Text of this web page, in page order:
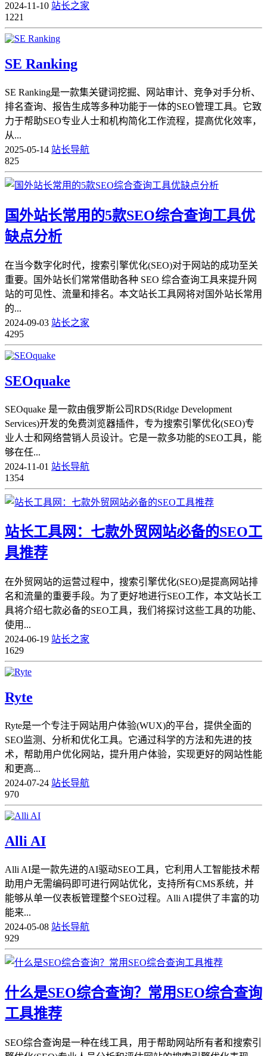
2024-11-10 站长之家
1221
SE Ranking
SE Ranking是一款集关键词挖掘、网站审计、竞争对手分析、
排名查询、报告生成等多种功能于一体的SEO管理工具。它致
力于帮助SEO专业人士和机构简化工作流程，提高优化效率，
从...
2025-05-14 站长导航
825
国外站长常用的5款SEO综合查询工具优
缺点分析
在当今数字化时代，搜索引擎优化(SEO)对于网站的成功至关
重要。国外站长们常常借助各种 SEO 综合查询工具来提升网
站的可见性、流量和排名。本文站长工具网将对国外站长常用
的...
2024-09-03 站长之家
4295
SEOquake
SEOquake 是一款由俄罗斯公司RDS(Ridge Development
Services)开发的免费浏览器插件，专为搜索引擎优化(SEO)专
业人士和网络营销人员设计。它是一款多功能的SEO工具，能
够在任...
2024-11-01 站长导航
1354
站长工具网：七款外贸网站必备的SEO工
具推荐
在外贸网站的运营过程中，搜索引擎优化(SEO)是提高网站排
名和流量的重要手段。为了更好地进行SEO工作，本文站长工
具将介绍七款必备的SEO工具，我们将探讨这些工具的功能、
使用...
2024-06-19 站长之家
1629
Ryte
Ryte是一个专注于网站用户体验(WUX)的平台，提供全面的
SEO监测、分析和优化工具。它通过科学的方法和先进的技
术，帮助用户优化网站，提升用户体验，实现更好的网站性能
和更高...
2024-07-24 站长导航
970
Alli AI
Alli AI是一款先进的AI驱动SEO工具，它利用人工智能技术帮
助用户无需编码即可进行网站优化，支持所有CMS系统，并
能够从单一仪表板管理整个SEO过程。Alli AI提供了丰富的功
能来...
2024-05-08 站长导航
929
什么是SEO综合查询？常用SEO综合查询
工具推荐
SEO综合查询是一种在线工具，用于帮助网站所有者和搜索引